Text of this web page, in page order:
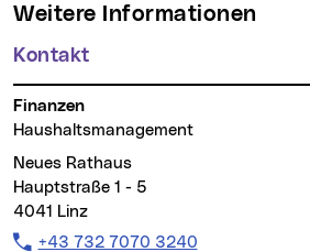
Weitere Informationen
Kontakt
Finanzen
Haushaltsmanagement
Neues Rathaus
Hauptstraße 1 - 5
4041 Linz
Telefon:
+43 732 7070 3240